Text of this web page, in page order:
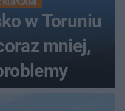
w Toruniu
mniej,